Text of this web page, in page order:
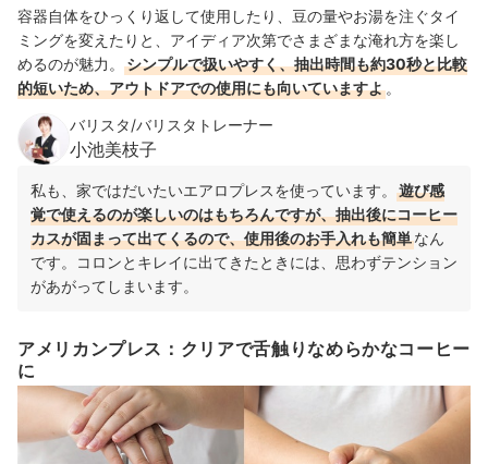
容器自体をひっくり返して使用したり、豆の量やお湯を注ぐタイ
ミングを変えたりと、アイディア次第でさまざまな淹れ方を楽し
めるのが魅力。
シンプルで扱いやすく、抽出時間も約30秒と比較
的短いため、アウトドアでの使用にも向いていますよ 。
バリスタ/バリスタトレーナー
小池美枝子
私も、家ではだいたいエアロプレスを使っています。
遊び感
覚で使えるのが楽しいのはもちろんですが、抽出後にコーヒー
カスが固まって出てくるので、使用後のお手入れも簡単なん
です。コロンとキレイに出てきたときには、思わずテンション
があがってしまいます。
アメリカンプレス：クリアで舌触りなめらかなコーヒー
に